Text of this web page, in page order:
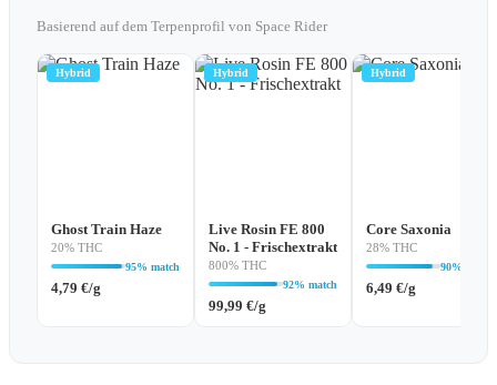
Basierend auf dem Terpenprofil von Space Rider
Hybrid
Ghost Train Haze
20% THC
95% match
4,79 €/g
Hybrid
Live Rosin FE 800
No. 1 - Frischextrakt
800% THC
92% match
99,99 €/g
Hybrid
Core Saxonia
28% THC
90% match
6,49 €/g